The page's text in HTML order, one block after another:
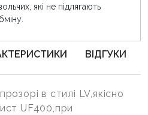
які не підлягають
ВІДГУКИ
в стилі LV,якісно
UF400,при